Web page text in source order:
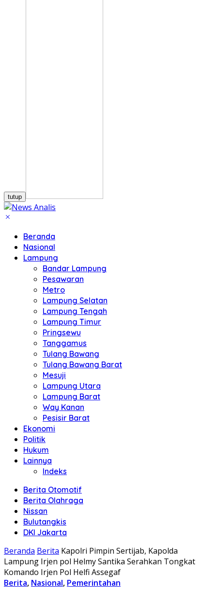
tutup
Beranda
Nasional
Lampung
Bandar Lampung
Pesawaran
Metro
Lampung Selatan
Lampung Tengah
Lampung Timur
Pringsewu
Tanggamus
Tulang Bawang
Tulang Bawang Barat
Mesuji
Lampung Utara
Lampung Barat
Way Kanan
Pesisir Barat
Ekonomi
Politik
Hukum
Lainnya
Indeks
Berita Otomotif
Berita Olahraga
Nissan
Bulutangkis
DKI Jakarta
Beranda Berita Kapolri Pimpin Sertijab, Kapolda
Lampung Irjen pol Helmy Santika Serahkan Tongkat
Komando Irjen Pol Helfi Assegaf
Berita, Nasional, Pemerintahan